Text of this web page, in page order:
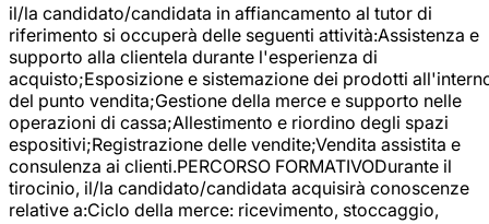
il/la candidato/candidata in affiancamento al tutor di
riferimento si occuperà delle seguenti attività:Assistenza e
supporto alla clientela durante l'esperienza di
acquisto;Esposizione e sistemazione dei prodotti
del punto vendita;Gestione della merce e supporto nelle
operazioni di cassa;Allestimento e riordino degli spazi
espositivi;Registrazione delle vendite;Vendita assistita e
consulenza ai clienti.PERCORSO FORMATIVODurante il
tirocinio, il/la candidato/candidata acquisirà conoscenze
relative a:Ciclo della merce: ricevimento, stoccaggio,